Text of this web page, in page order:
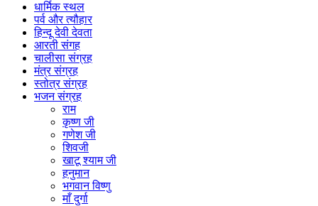
धार्मिक स्थल
पर्व और त्यौहार
हिन्दू देवी देवता
आरती संगह
चालीसा संग्रह
मंत्र संग्रह
स्तोत्र संग्रह
भजन संग्रह
राम
कृष्ण जी
गणेश जी
शिवजी
खाटू श्याम जी
हनुमान
भगवान विष्णु
माँ दुर्गा